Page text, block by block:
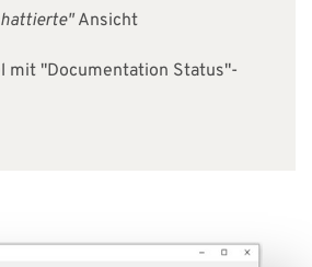
Ansicht
mit "Documentation Status"-